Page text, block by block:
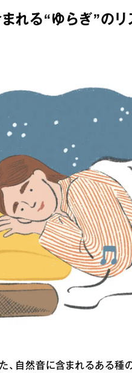
まれる“ゆらぎ”の
、自然音に含まれるある種